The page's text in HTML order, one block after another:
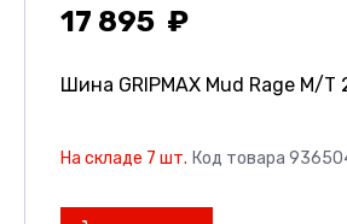
17 895
Шина GRIPMAX Mud Rage M/T
На складе 7 шт. Код товара